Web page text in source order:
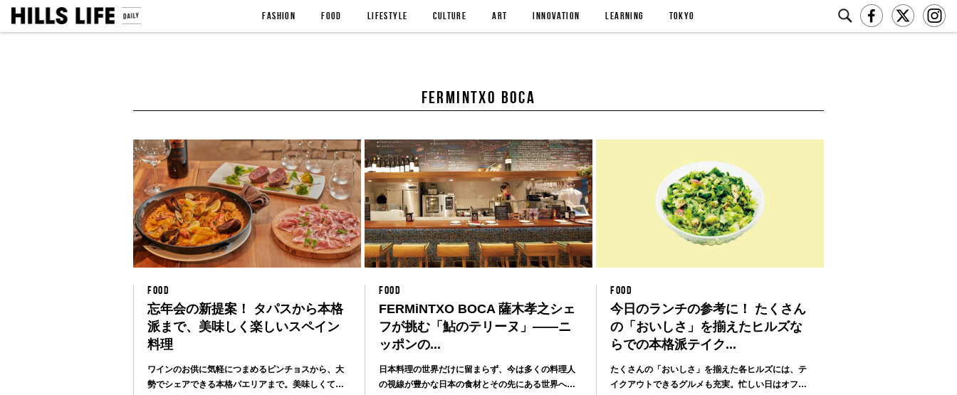
FASHION FOOD LIFESTYLE CULTURE ART INNOVATION LEARNING TOKYO
FERMiNTXO BOCA
FOOD
忘年会の新提案！ タパスから本格
派まで、美味しく楽しいスペイン
料理
ワインのお供に気軽につまめるピンチョスから、大
勢でシェアできる本格パエリアまで。美味しくてワ
FOOD
FERMiNTXO BOCA 薩木孝之シェ
フが挑む「鮎のテリーヌ」——ニ
ッポンの...
日本料理の世界だけに留まらず、今は多くの料理人
の視線が豊かな日本の食材とその先にある世界へと
FOOD
今日のランチの参考に！ たくさん
の「おいしさ」を揃えたヒルズな
らでの本格派テイク...
たくさんの「おいしさ」を揃えた各ヒルズには、テ
イクアウトできるグルメも充実。忙しい日はオフィ